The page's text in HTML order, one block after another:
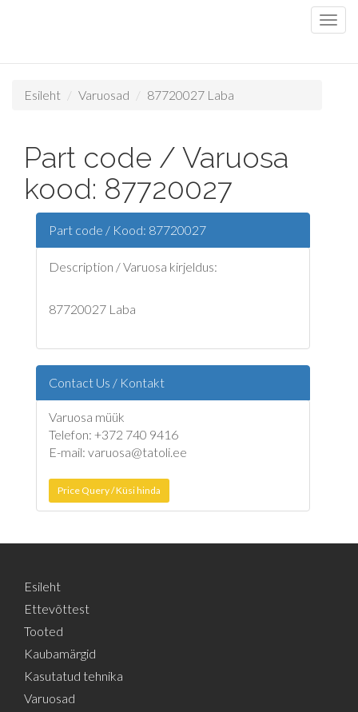
Esileht Varuosad 87720027 Laba
Part code / Varuosa
kood: 87720027
Part code / Kood: 87720027
Description / Varuosa kirjeldus:
87720027 Laba
Contact Us / Kontakt
Varuosa müük
Telefon: +372 740 9416
E-mail: varuosa@tatoli.ee
Price Query / Küsi hinda
Esileht
Ettevõttest
Tooted
Kaubamärgid
Kasutatud tehnika
Varuosad